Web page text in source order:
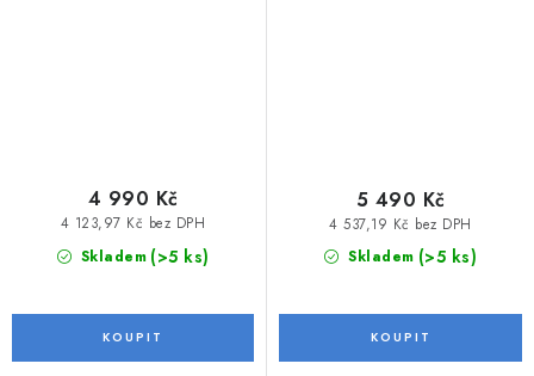
Skladem (>5 ks)
4 123,97 Kč bez DPH
4 990 Kč
Skladem (>5 ks)
4 537,19 Kč bez DPH
5 490 Kč